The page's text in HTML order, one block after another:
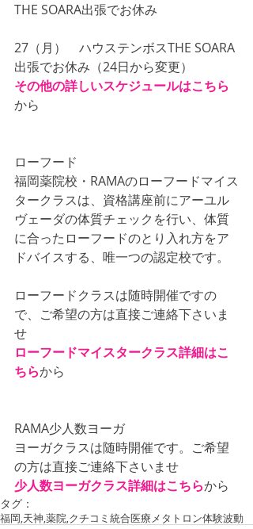
THE SOARA出張でお休み
27（月）　ハウステンボスTHE SOARA
出張でお休み（24日から変更）
その他の詳しいスケジュールはこちら
から
ローフード
福岡薬院校・RAMAのローフードマイス
タークラスは、資格講座前にアーユル
ヴェーダの体質チェックを行い、体質
に合ったローフードのとり入れ方をア
ドバイスする、唯一つの認定校です。
ローフードクラスは随時開催ですの
で、ご希望の方は直接ご連絡下さいま
せ
ローフードマイスタークラス詳細はこ
ちらから
RAMA少人数ヨーガ
ヨーガクラスは随時開催です。ご希望
の方は直接ご連絡下さいませ
少人数ヨーガクラス詳細はこちらから
タグ：
福岡,天神,薬院,クチコミ 統合医療メタトロン体験波動